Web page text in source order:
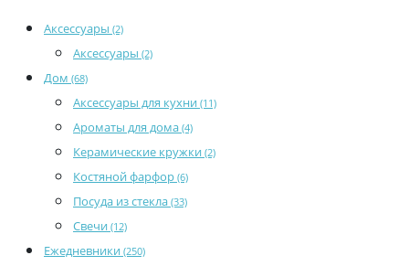
Аксессуары (2)
Аксессуары (2)
Дом (68)
Аксессуары для кухни (11)
Ароматы для дома (4)
Керамические кружки (2)
Костяной фарфор (6)
Посуда из стекла (33)
Свечи (12)
Ежедневники (250)